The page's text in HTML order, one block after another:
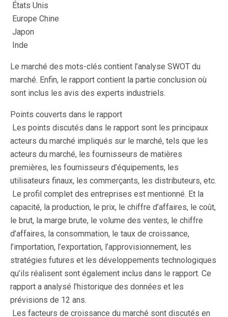
 États Unis
 Europe Chine
 Japon
 Inde
Le marché des mots-clés contient l’analyse SWOT du
marché. Enfin, le rapport contient la partie conclusion où
sont inclus les avis des experts industriels.
Points couverts dans le rapport
 Les points discutés dans le rapport sont les principaux
acteurs du marché impliqués sur le marché, tels que les
acteurs du marché, les fournisseurs de matières
premières, les fournisseurs d’équipements, les
utilisateurs finaux, les commerçants, les distributeurs, etc.
 Le profil complet des entreprises est mentionné. Et la
capacité, la production, le prix, le chiffre d’affaires, le coût,
le brut, la marge brute, le volume des ventes, le chiffre
d’affaires, la consommation, le taux de croissance,
l’importation, l’exportation, l’approvisionnement, les
stratégies futures et les développements technologiques
qu’ils réalisent sont également inclus dans le rapport. Ce
rapport a analysé l’historique des données et les
prévisions de 12 ans.
 Les facteurs de croissance du marché sont discutés en